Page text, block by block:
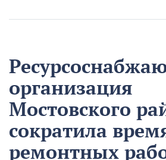
организация
Мостовского
сократила
ремонтных